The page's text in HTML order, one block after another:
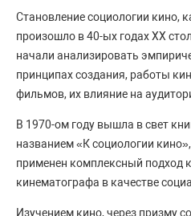
Становление социологии кино,
произошло в 40-ых годах ХХ
начали анализировать
принципах создания, работы
фильмов, их влияние на
В 1970-ом году вышла в свет
названием «К социологии
применен комплексный подход
кинематографа в качестве
Изучением кино, через призму